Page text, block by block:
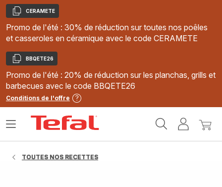
Copier
CERAMETE
Promo de l'été : 30% de réduction sur toutes nos poêles
et casseroles en céramique avec le code CERAMETE
Copier
BBQETE26
Promo de l'été : 20% de réduction sur les planchas, grills et
barbecues avec le code BBQETE26
Conditions de l'offre
MonMon
Ouvrir
TOUTES NOS RECETTES